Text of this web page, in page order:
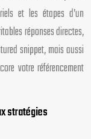
et les étapes d’un
réponses directes,
snippet, mais aussi
votre référencement
stratégies